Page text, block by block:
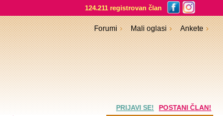
124.211 registrovan član
Forumi Mali oglasi Ankete
PRIJAVI SE! POSTANI ČLAN!